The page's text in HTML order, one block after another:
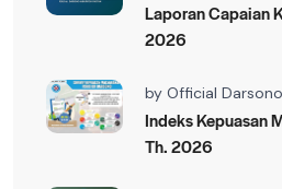
Laporan Capaian
2026
by Official Darsono
Indeks Kepuasan
Th. 2026